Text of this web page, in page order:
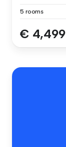
5 rooms
€ 4,499